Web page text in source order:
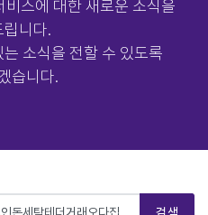
스에 대한 새로운 소식을
립니다.
소식을 전할 수 있도록
습니다.